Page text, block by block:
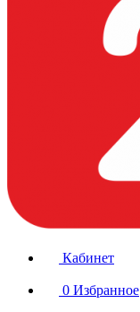
Кабинет
0 Избранное